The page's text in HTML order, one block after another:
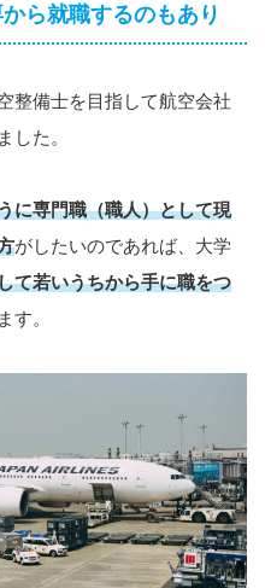
ら就職するのもあり
整備士を目指して航空会社
した。
に専門職（職人）として現
がしたいのであれば、大学
て若いうちから手に職をつ
す。